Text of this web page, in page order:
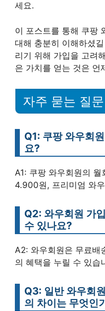
세요.
이 포스트를 통해 쿠팡
대해 충분히 이해하셨
리기 위해 가입을 고려
은 가치를 얻는 것은 언
자주 묻는 질
Q1: 쿠팡 와우회
요?
A1: 쿠팡 와우회원의 월
4.900원, 프리미엄 와
Q2: 와우회원 가
수 있나요?
A2: 와우회원은 무료배
의 혜택을 누릴 수 있습
Q3: 일반 와우회
의 차이는 무엇인